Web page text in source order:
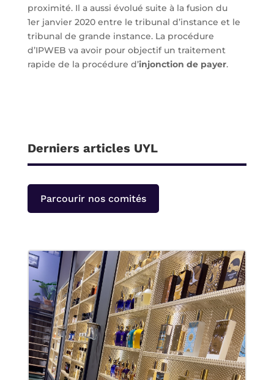
proximité. Il a aussi évolué suite à la fusion du
1er janvier 2020 entre le tribunal d’instance et le
tribunal de grande instance. La procédure
d’IPWEB va avoir pour objectif un traitement
rapide de la procédure d’injonction de payer.
Derniers articles UYL
Parcourir nos comités